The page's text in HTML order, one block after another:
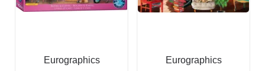
Eurographics
Eurographics